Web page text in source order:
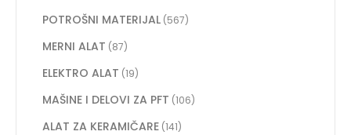
POTROŠNI MATERIJAL (567)
MERNI ALAT (87)
ELEKTRO ALAT (19)
MAŠINE I DELOVI ZA PFT (106)
ALAT ZA KERAMIČARE (141)